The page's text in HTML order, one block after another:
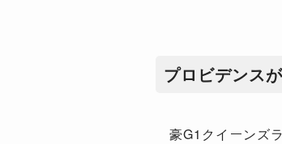
プロビデンス
豪G1クイーンズ